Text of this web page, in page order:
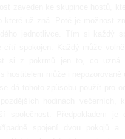
zaveden ke skupince hostů,
které už zná. Poté je možnost
jednotlivce. Tím si každý
cítí spokojen. Každý může
si z po­krmů jen to, co uzná
hostitelem může i nepozorovaně
použít pro
hodinách večerních,
společnost. Předpokladem je
spojení dvou pokojů a